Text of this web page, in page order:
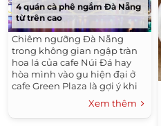
4 quán cà phê ngắm Đà Nẵng
từ trên cao
Chiêm ngưỡng Đà Nẵng
trong không gian ngập tràn
hoa lá của cafe Núi Đá hay
hòa mình vào gu hiện đại ở
cafe Green Plaza là gợi ý khi
bạn muốn ngắm thành phố
xinh đẹp này từ trên cao.
Xem thêm